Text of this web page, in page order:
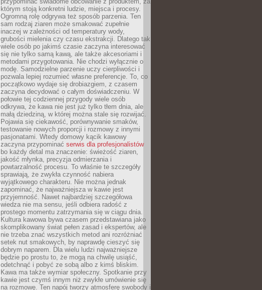
którym stoją konkretni ludzie, miejsca i procesy.
Ogromną rolę odgrywa też sposób parzenia. Ten
sam rodzaj ziaren może smakować zupełnie
inaczej w zależności od temperatury wody,
grubości mielenia czy czasu ekstrakcji. Dlatego tak
wiele osób po jakimś czasie zaczyna interesować
się nie tylko samą kawą, ale także akcesoriami i
metodami przygotowania. Nie chodzi wyłącznie o
modę. Samodzielne parzenie uczy cierpliwości i
pozwala lepiej rozumieć własne preferencje. To, co
początkowo wydaje się drobiazgiem, z czasem
zaczyna decydować o całym doświadczeniu. W
połowie tej codziennej przygody wiele osób
odkrywa, że kawa nie jest już tylko tłem dnia, ale
małą dziedziną, w której można stale się rozwijać.
Pojawia się ciekawość, porównywanie smaków,
testowanie nowych proporcji i rozmowy z innymi
pasjonatami. Wtedy domowy kącik kawowy
zaczyna przypominać serwis dla profesjonalistów
bo każdy detal ma znaczenie: świeżość ziaren,
jakość młynka, precyzja odmierzania i
powtarzalność procesu. To właśnie te szczegóły
sprawiają, że zwykła czynność nabiera
wyjątkowego charakteru. Nie można jednak
zapominać, że najważniejsza w kawie jest
przyjemność. Nawet najbardziej szczegółowa
wiedza nie ma sensu, jeśli odbiera radość z
prostego momentu zatrzymania się w ciągu dnia.
Kultura kawowa bywa czasem przedstawiana jako
skomplikowany świat pełen zasad i ekspertów, ale
nie trzeba znać wszystkich metod ani rozróżniać
setek nut smakowych, by naprawdę cieszyć się
dobrym naparem. Dla wielu ludzi najważniejsze
będzie po prostu to, że mogą na chwilę usiąść,
odetchnąć i pobyć ze sobą albo z kimś bliskim.
Kawa ma także wymiar społeczny. Spotkanie przy
kawie jest czymś innym niż zwykłe umówienie się
na rozmowę. Ten napój tworzy atmosferę swobody i